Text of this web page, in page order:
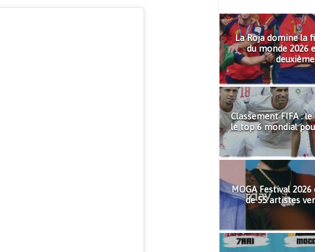
La Roja domine la
du monde 2026
Classement FIFA :
le top 6 mondial
MOGA Festival
de 55 artistes